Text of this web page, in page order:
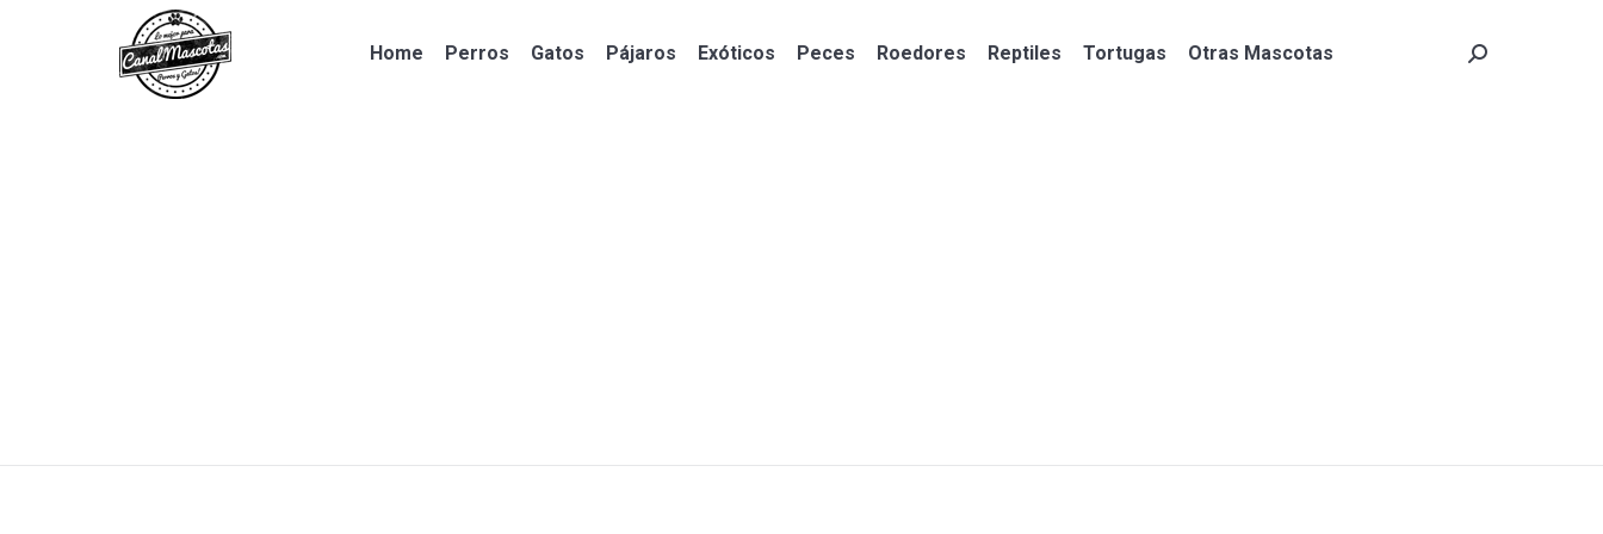
Home Perros Gatos Pájaros Exóticos Peces Roedores Reptiles Tortugas Otras Mascotas Search:
Home Perros Gatos Pájaros Exóticos Peces Roedores Reptiles Tortugas Otras Mascotas Search: